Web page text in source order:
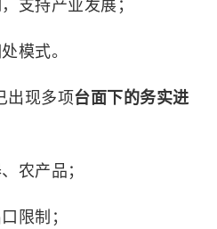
支持产业发展；
模式。
出现多项台面下的务实进
农产品；
限制；